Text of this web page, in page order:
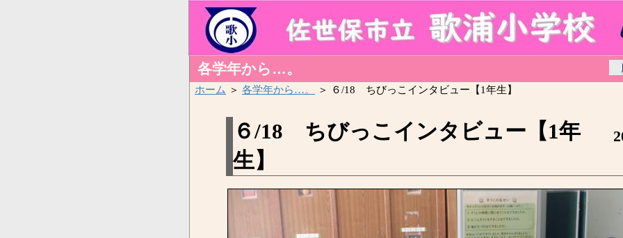
各学年から…。
ホーム ＞ 各学年から…。 ＞ ６/18 ちびっこインタビュー【1年生】
６/18 ちびっこインタビュー【1年
生】